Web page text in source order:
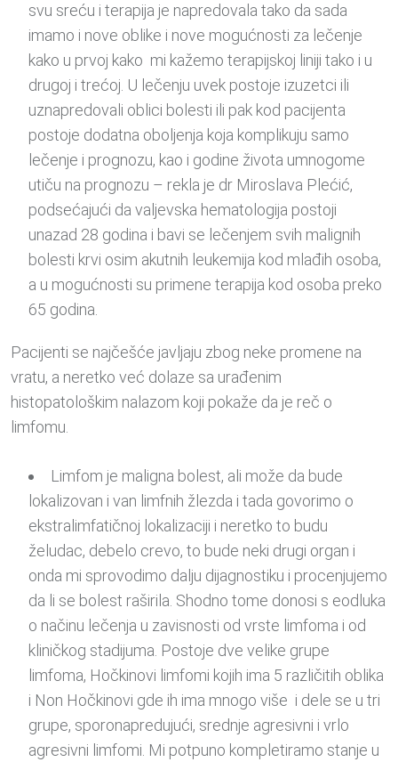
svu sreću i terapija je napredovala tako da sada
imamo i nove oblike i nove mogućnosti za lečenje
kako u prvoj kako mi kažemo terapijskoj liniji tako i u
drugoj i trećoj. U lečenju uvek postoje izuzetci ili
uznapredovali oblici bolesti ili pak kod pacijenta
postoje dodatna oboljenja koja komplikuju samo
lečenje i prognozu, kao i godine života umnogome
utiču na prognozu – rekla je dr Miroslava Plećić,
podsećajući da valjevska hematologija postoji
unazad 28 godina i bavi se lečenjem svih malignih
bolesti krvi osim akutnih leukemija kod mlađih osoba,
a u mogućnosti su primene terapija kod osoba preko
65 godina.
Pacijenti se najčešće javljaju zbog neke promene na
vratu, a neretko već dolaze sa urađenim
histopatološkim nalazom koji pokaže da je reč o
limfomu.
Limfom je maligna bolest, ali može da bude
lokalizovan i van limfnih žlezda i tada govorimo o
ekstralimfatičnoj lokalizaciji i neretko to budu
želudac, debelo crevo, to bude neki drugi organ i
onda mi sprovodimo dalju dijagnostiku i procenjujemo
da li se bolest raširila. Shodno tome donosi s eodluka
o načinu lečenja u zavisnosti od vrste limfoma i od
kliničkog stadijuma. Postoje dve velike grupe
limfoma, Hočkinovi limfomi kojih ima 5 različitih oblika
i Non Hočkinovi gde ih ima mnogo više i dele se u tri
grupe, sporonapredujući, srednje agresivni i vrlo
agresivni limfomi. Mi potpuno kompletiramo stanje u